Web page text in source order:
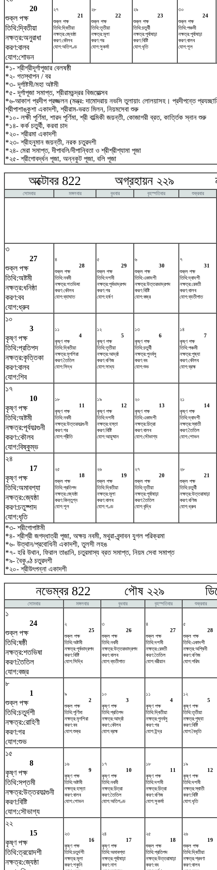
20
শুক্ল পক্ষ
তিথি:দ্বিতীয়া
নক্ষত্র:অনুরাধা
করণ:বালব
যোগ:শোভন
২৭
21
শুক্ল পক্ষ
তিথি:দ্বিতীয়া
নক্ষত্র:জ্যেষ্ঠা
করণ:কৌলব
যোগ:অতিগণ্ড
২৮
22
শুক্ল পক্ষ
তিথি:তৃতীয়া
নক্ষত্র:মূলা
করণ:গর
যোগ:সুকর্মা
২৯
23
শুক্ল পক্ষ
তিথি:চতুর্থী
নক্ষত্র:পূর্বাষাঢ়া
করণ:বিষ্টি
যোগ:ধৃতি
৩০
24
শুক্ল পক্ষ
তিথি:পঞ্চমী
নক্ষত্র:পূর্বাষাঢ়া
করণ:বালব
যোগ:শূল
*১- শ্রীশ্রীদূর্গাপূজার বেলষষ্ঠী
*২- গতস্থাপন / বর
*৩- দূর্গাষ্টমী/মহা অষ্টমী
*৫- দূর্গাপূজা সমাপ্ত, শ্রীরামচন্দ্রর বিজয়োত্সব
*৬-আকাশ প্রদীপ প্রজ্জলন (মন্ত্র: দামোদরায় নভসি তুলায়াং লোলয়াসহ। প্রদীপন্তে
শ্রীপাশাঙ্কুশা একাদশী, শ্রীরাম-ভরত মিলন, নিয়মসেবা শুরু
*১০- লক্ষী পূর্ণিমা, শারদ পূর্ণিমা, শ্রী বাল্মিকী জয়ন্তী, কোজাগরী ব্রত, কার্ত্তিক স্নান শুরু
*১৪- কর্ক চতুর্থী, করবা চাদ
*২০- শ্রীরমা একাদশী
*২৩- শ্রীহনুমান জয়ন্তী, নরক চতুরদশী
*২৪- মেরা সমাপ্ত, দীপাবলি/দীপান্বিতা ও শ্রীশ্রীশ্যামা পূজা
*২৫- শ্রীগোবর্দ্ধন পূজা, অন্নকুট পূজা, বলি পূজা
অক্টোবর 822 অগ্রহায়ন ২২৯
সোমবার মঙ্গলবার বুধবার বৃহস্পতিবার শুক্রবার
৩
27
শুক্ল পক্ষ
তিথি:অষ্টমী
নক্ষত্র:ধনিষ্ঠা
করণ:বব
যোগ:ধ্রুব
৪
28
শুক্ল পক্ষ
তিথি:নবমী
নক্ষত্র:শতভিষ‌া
করণ:কৌলব
যোগ:ব্যাঘাত
৫
29
শুক্ল পক্ষ
তিথি:দশমী
নক্ষত্র:পূর্বভাদ্রপদ
করণ:গর
যোগ:হর্ষণ
৬
30
শুক্ল পক্ষ
তিথি:একাদশী
নক্ষত্র:উত্তরভাদ্রপদ
করণ:বিষ্টি
যোগ:বজ্র
৭
31
শুক্ল পক্ষ
তিথি:দ্বাদশী
নক্ষত্র:রেবতী
করণ:বালব
যোগ:ব্যতীপাত
১০
3
কৃষ্ণ পক্ষ
তিথি:প্রতিপদ
নক্ষত্র:কৃত্তিকা
করণ:বালব
যোগ:শিব
১১
4
কৃষ্ণ পক্ষ
তিথি:দ্বিতীয়া
নক্ষত্র:মৃগশিরা
করণ:তৈতিল
যোগ:সিদ্ধ
১২
5
কৃষ্ণ পক্ষ
তিথি:তৃতীয়া
নক্ষত্র:আর্দ্রা
করণ:বণিজ
যোগ:সাধ্য
১৩
6
কৃষ্ণ পক্ষ
তিথি:চতুর্থী
নক্ষত্র:পুনর্বসু
করণ:বব
যোগ:শুভ
১৪
7
কৃষ্ণ পক্ষ
তিথি:পঞ্চমী
নক্ষত্র:পুষ্যা
করণ:কৌলব
যোগ:ব্রহ্ম
১৭
10
কৃষ্ণ পক্ষ
তিথি:অষ্টমী
নক্ষত্র:পূর্বফাল্গুনী
করণ:কৌলব
যোগ:বিষ্কুম্ভ
১৮
11
কৃষ্ণ পক্ষ
তিথি:নবমী
নক্ষত্র:উত্তরফাল্গুনী
করণ:গর
যোগ:প্রীতি
১৯
12
কৃষ্ণ পক্ষ
তিথি:দশমী
নক্ষত্র:হস্তা
করণ:বিষ্টি
যোগ:আয়ুষ্মান
২০
13
কৃষ্ণ পক্ষ
তিথি:একাদশী
নক্ষত্র:চিত্রা
করণ:বালব
যোগ:সৌভাগ্য
২১
14
কৃষ্ণ পক্ষ
তিথি:দ্বাদশী
নক্ষত্র:স্বাতী
করণ:তৈতিল
যোগ:শোভন
২৪
17
কৃষ্ণ পক্ষ
তিথি:অমাবশ্যা
নক্ষত্র:জ্যেষ্ঠা
করণ:চতুষ্পাদ
যোগ:ধৃতি
২৫
18
শুক্ল পক্ষ
তিথি:প্রতিপদ
নক্ষত্র:জ্যেষ্ঠা
করণ:কিন্তুগ্ন
যোগ:শূল
২৬
19
শুক্ল পক্ষ
তিথি:দ্বিতীয়া
নক্ষত্র:মূলা
করণ:বালব
যোগ:গণ্ড
২৭
20
শুক্ল পক্ষ
তিথি:তৃতীয়া
নক্ষত্র:পূর্বাষাঢ়া
করণ:তৈতিল
যোগ:বৃদ্ধি
২৮
21
শুক্ল পক্ষ
তিথি:চতুর্থী
নক্ষত্র:উত্তরাষাঢ়া
করণ:বণিজ
যোগ:ধ্রুব
*৩- শ্রীগোপাষ্টমী
*৪- শ্রীশ্রী জগদ্ধাত্রী পূজা, অক্ষয় নবমী, মথুরা-বৃন্দাবন যুগল পরিক্রমা
*৬- উত্থান/প্রবোধিনী একাদশী, তুলসী লহঙ
*৭- হরি উথান, ফিরাল তাঙানি, চতুরমাস্য ব্রত সমাপ্ত, নিয়ম সেবা সমাপ্ত
*৯- বৈকুণ্ঠ চতুরদশী
*২০- শ্রীউৎপন্না একাদশী
নভেম্বর 822 পৌষ ২২৯
সোমবার মঙ্গলবার বুধবার বৃহস্পতিবার শুক্রবার
১
24
শুক্ল পক্ষ
তিথি:ষষ্ঠী
নক্ষত্র:শতভিষ‌া
করণ:তৈতিল
যোগ:বজ্র
২
25
শুক্ল পক্ষ
তিথি:অষ্টমী
নক্ষত্র:পূর্বভাদ্রপদ
করণ:বিষ্টি
যোগ:সিদ্ধি
৩
26
শুক্ল পক্ষ
তিথি:নবমী
নক্ষত্র:উত্তরভাদ্রপদ
করণ:বালব
যোগ:ব্যতীপাত
৪
27
শুক্ল পক্ষ
তিথি:দশমী
নক্ষত্র:রেবতী
করণ:তৈতিল
যোগ:বরীয়ান
৫
28
শুক্ল পক্ষ
তিথি:একাদশী
নক্ষত্র:অশ্বিনী
করণ:বণিজ
যোগ:পরিঘ
৮
1
শুক্ল পক্ষ
তিথি:চতুর্দশী
নক্ষত্র:রোহিণী
করণ:গর
যোগ:শুভ
৯
2
শুক্ল পক্ষ
তিথি:পূর্ণিমা
নক্ষত্র:মৃগশিরা
করণ:বব
যোগ:শুক্র
১০
3
কৃষ্ণ পক্ষ
তিথি:প্রতিপদ
নক্ষত্র:আর্দ্রা
করণ:কৌলব
যোগ:ব্রহ্ম
১১
4
কৃষ্ণ পক্ষ
তিথি:দ্বিতীয়া
নক্ষত্র:পুনর্বসু
করণ:গর
যোগ:ইন্দ্র
১২
5
কৃষ্ণ পক্ষ
তিথি:তৃতীয়া
নক্ষত্র:পুষ্যা
করণ:বিষ্টি
যোগ:বৈধৃতি
১৫
8
কৃষ্ণ পক্ষ
তিথি:সপ্তমী
নক্ষত্র:উত্তরফাল্গুনী
করণ:বিষ্টি
যোগ:সৌভাগ্য
১৬
9
কৃষ্ণ পক্ষ
তিথি:অষ্টমী
নক্ষত্র:হস্তা
করণ:বালব
যোগ:শোভন
১৭
10
কৃষ্ণ পক্ষ
তিথি:নবমী
নক্ষত্র:চিত্রা
করণ:তৈতিল
যোগ:অতিগণ্ড
১৮
11
কৃষ্ণ পক্ষ
তিথি:দশমী
নক্ষত্র:চিত্রা
করণ:বণিজ
যোগ:সুকর্মা
১৯
12
কৃষ্ণ পক্ষ
তিথি:দশমী
নক্ষত্র:স্বাতী
করণ:বিষ্টি
যোগ:ধৃতি
২২
15
কৃষ্ণ পক্ষ
তিথি:ত্রয়োদশী
নক্ষত্র:জ্যেষ্ঠা
২৩
16
কৃষ্ণ পক্ষ
তিথি:চতুর্দশী
নক্ষত্র:মূলা
করণ:শকুনি
২৪
17
কৃষ্ণ পক্ষ
তিথি:অমাবশ্যা
নক্ষত্র:পূর্বাষাঢ়া
করণ:নাগ
২৫
18
শুক্ল পক্ষ
তিথি:প্রতিপদ
নক্ষত্র:উত্তরাষাঢ়া
করণ:বব
২৬
19
শুক্ল পক্ষ
তিথি:দ্বিতীয়া
নক্ষত্র:শ্রবণা
করণ:বালব